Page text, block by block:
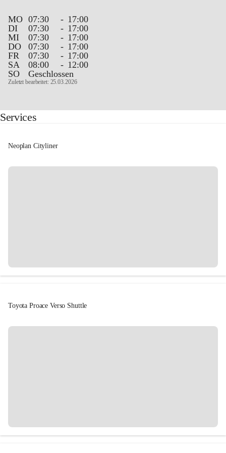
MO 07:30 - 17:00
DI
07:30 - 17:00
MI
07:30 - 17:00
DO
07:30 - 17:00
FR
07:30 - 17:00
SA
08:00 - 12:00
SO
Geschlossen
Zuletzt bearbeitet: 25.03.2026
Services
Neoplan Cityliner
Toyota Proace Verso Shuttle